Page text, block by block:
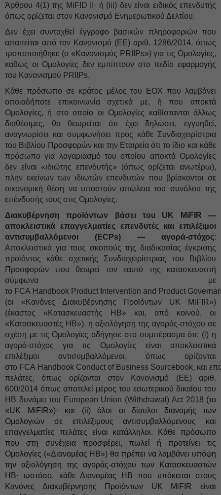
Άρθρου 4(1) της MiFID II· ή (iii) δεν είναι ειδικός επενδυτής
όπως ορίζεται στον Κανονισμό Ενημερωτικού Δελτίου.
Δεν έχει συνταχθεί έγγραφο βασικών πληροφοριών που
απαιτείται από τον Κανονισμό (ΕΕ) αριθ. 1286/2014, όπως
τροποποιήθηκε (ο «Κανονισμός PRIIPs») για τις Ομολογίες,
καθώς οι Ομολογίες δεν εμπίπτουν στο πεδίο εφαρμογής
του Κανονισμού PRIIPs.
Κάθε πρόσωπο σε κράτος μέλος του ΕΟΧ που λαμβάνει
οποιαδήποτε επικοινωνία σχετικά με, ή που αποκτά
Ομολογίες, ή στο οποίο οι Ομολογίες καθίστανται άλλως
διαθέσιμες, θα θεωρείται ότι έχει δηλώσει, εγγυηθεί,
αναγνωρίσει και συμφωνήσει προς κάθε Συνδιαχειρίστρια
του Βιβλίου Προσφορών και την Εταιρεία ότι το ίδιο και κάθε
πρόσωπο για λογαριασμό του οποίου αποκτά Ομολογίες
δεν είναι «ιδιώτης επενδυτής» (όπως ορίζεται ανωτέρω),
πλην εκείνων των ιδιωτών επενδυτών που βρίσκονται σε
οικονομική θέση να υποστούν απώλεια του συνόλου της
επένδυσής τους στις Ομολογίες.
Διακυβέρνηση προϊόντων βάσει του UK MiFIR —
αποκλειστικά επαγγελματίες επενδυτές και επιλέξιμοι
αντισυμβαλλόμενοι (ECPs) — αγορά-στόχος:
Αποκλειστικά για τους σκοπούς της διαδικασίας έγκρισης
προϊόντος κάθε σχετικής Συνδιαχειρίστριας του Βιβλίου
Προσφορών που θεωρεί τον εαυτό της κατασκευαστή
σύμφωνα με
το FCA Handbook Product Intervention and Product
(οι «Κανόνες Διακυβέρνησης Προϊόντων UK MiFIR»)
(έκαστος «Κατασκευαστής ΗΒ» και, από κοινού, οι
«Κατασκευαστές ΗΒ»), η αξιολόγηση της αγοράς-στόχου σε
σχέση με τις Ομολογίες οδήγησε στο συμπέρασμα ότι: (i) η
αγορά-στόχος για τις Ομολογίες είναι αποκλειστικά
επιλέξιμοι αντισυμβαλλόμενοι, όπως ορίζονται
στο FCA Handbook Conduct of Business Sourcebook, και
πελάτες, όπως ορίζονται στον Κανονισμό (ΕΕ) αριθ.
600/2014 όπως αποτελεί μέρος του εσωτερικού δικαίου του
ΗΒ δυνάμει του European Union (Withdrawal) Act 2018 (το
«UK MiFIR»)· και (ii) όλοι οι δίαυλοι διανομής των
Ομολογιών σε επιλέξιμους αντισυμβαλλόμενους και
επαγγελματίες πελάτες είναι κατάλληλοι. Κάθε πρόσωπο
που στη συνέχεια προσφέρει, πωλεί ή προτείνει τις
Ομολογίες («Διανομέας ΗΒ») θα πρέπει να λαμβάνει υπόψη
την αξιολόγηση της αγοράς-στόχου των Κατασκευαστών
ΗΒ· ωστόσο, κάθε Διανομέας ΗΒ που υπόκειται στους
Κανόνες Διακυβέρνησης Προϊόντων UK MiFIR είναι